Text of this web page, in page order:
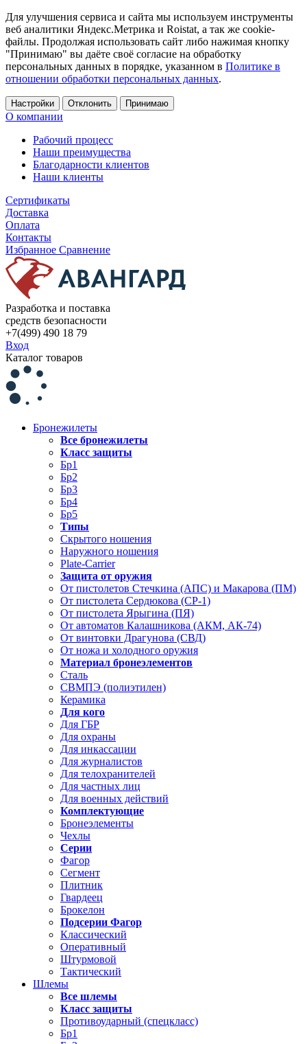
Для улучшения сервиса и сайта мы используем инструменты
веб аналитики Яндекс.Метрика и Roistat, а так же cookie-
файлы. Продолжая использовать сайт либо нажимая кнопку
"Принимаю" вы даёте своё согласие на обработку
персональных данных в порядке, указанном в Политике в
отношении обработки персональных данных.
Настройки Отклонить Принимаю
О компании
Рабочий процесс
Наши преимущества
Благодарности клиентов
Наши клиенты
Сертификаты
Доставка
Оплата
Контакты
Избранное Сравнение
Разработка и поставка
средств безопасности
+7(499) 490 18 79
Вход
Каталог товаров
Бронежилеты
Все бронежилеты
Класс защиты
Бр1
Бр2
Бр3
Бр4
Бр5
Типы
Скрытого ношения
Наружного ношения
Plate-Carrier
Защита от оружия
От пистолетов Стечкина (АПС) и Макарова (ПМ)
От пистолета Сердюкова (СР-1)
От пистолета Ярыгина (ПЯ)
От автоматов Калашникова (АКМ, АК-74)
От винтовки Драгунова (СВД)
От ножа и холодного оружия
Материал бронеэлементов
Сталь
СВМПЭ (полиэтилен)
Керамика
Для кого
Для ГБР
Для охраны
Для инкассации
Для журналистов
Для телохранителей
Для частных лиц
Для военных действий
Комплектующие
Бронеэлементы
Чехлы
Серии
Фагор
Сегмент
Плитник
Гвардеец
Брокелон
Подсерии Фагор
Классический
Оперативный
Штурмовой
Тактический
Шлемы
Все шлемы
Класс защиты
Противоударный (спецкласс)
Бр1